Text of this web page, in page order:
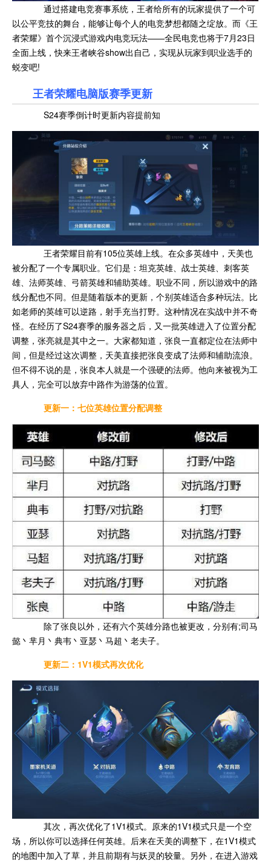
通过搭建电竞赛事系统，王者给所有的玩家提供了一个可
以公平竞技的舞台，能够让每个人的电竞梦想都随之绽放。而《王
者荣耀》首个沉浸式游戏内电竞玩法——全民电竞也将于7月23日
全面上线，快来王者峡谷show出自己，实现从玩家到职业选手的
蜕变吧!
王者荣耀电脑版赛季更新
S24赛季倒计时更新内容提前知
王者荣耀目前有105位英雄上线。在众多英雄中，天美也
被分配了一个专属职业。它们是：坦克英雄、战士英雄、刺客英
雄、法师英雄、弓箭英雄和辅助英雄。职业不同，所以游戏中的路
线分配也不同。但是随着版本的更新，个别英雄适合多种玩法。比
如老师的英雄可以逆路，射手充当打野。这种情况在实战中并不奇
怪。在经历了S24赛季的服务器之后，又一批英雄进入了位置分配
调整，张亮就是其中之一。大家都知道，张良一直都定位在法师中
间，但是经过这次调整，天美直接把张良变成了法师和辅助流浪。
但不得不说的是，张良本人就是一个强硬的法师。他向来被视为工
具人，完全可以放弃中路作为游荡的位置。
更新一：七位英雄位置分配调整
除了张良以外，还有六个英雄分路也被更改，分别有;司马
懿丶芈月丶典韦丶亚瑟丶马超丶老夫子。
更新二：1V1模式再次优化
其次，再次优化了1V1模式。原来的1V1模式只是一个空
场，所以你可以选择任何英雄。后来在天美的调整下，在1V1模式
的地图中加入了草，并且前期有与妖灵的较量。另外，在进入游戏